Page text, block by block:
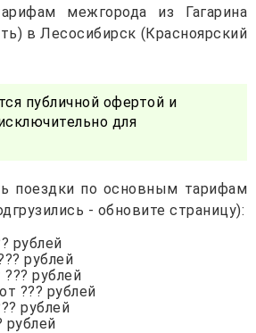
межгорода из Гагарина
в Лесосибирск (Красноярский
публичной офертой и
для
поездки по основным тарифам
- обновите страницу):
рублей
рублей
??? рублей
??? рублей
рублей
рублей